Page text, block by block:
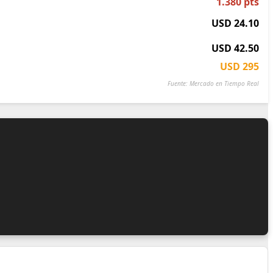
USD 24.10
USD 42.50
USD 295
Fuente: Mercado en Tiempo Real